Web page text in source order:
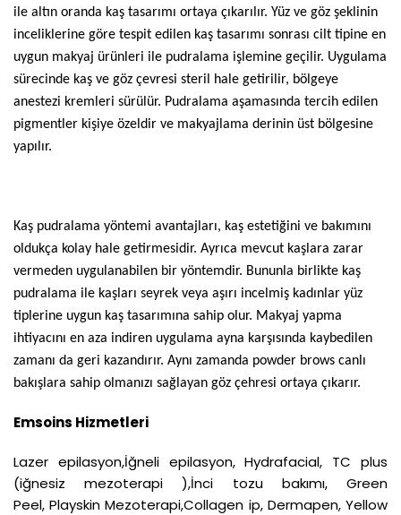
ile altın oranda kaş tasarımı ortaya çıkarılır. Yüz ve göz şeklinin
inceliklerine göre tespit edilen kaş tasarımı sonrası cilt tipine en
uygun makyaj ürünleri ile pudralama işlemine geçilir. Uygulama
sürecinde kaş ve göz çevresi steril hale getirilir, bölgeye
anestezi kremleri sürülür. Pudralama aşamasında tercih edilen
pigmentler kişiye özeldir ve makyajlama derinin üst bölgesine
yapılır.
Kaş pudralama yöntemi avantajları, kaş estetiğini ve bakımını
oldukça kolay hale getirmesidir. Ayrıca mevcut kaşlara zarar
vermeden uygulanabilen bir yöntemdir. Bununla birlikte kaş
pudralama ile kaşları seyrek veya aşırı incelmiş kadınlar yüz
tiplerine uygun kaş tasarımına sahip olur. Makyaj yapma
ihtiyacını en aza indiren uygulama ayna karşısında kaybedilen
zamanı da geri kazandırır. Aynı zamanda powder brows canlı
bakışlara sahip olmanızı sağlayan göz çehresi ortaya çıkarır.
Emsoins Hizmetleri
Lazer epilasyon,İğneli epilasyon, Hydrafacial, TC plus
(iğnesiz mezoterapi ),İnci tozu bakımı, Green
Peel, Playskin Mezoterapi,Collagen ip, Dermapen, Yellow